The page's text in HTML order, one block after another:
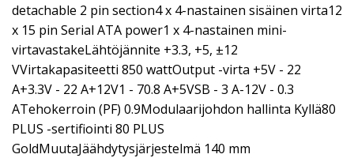
detachable 2 pin section4 x 4-nastainen sisäinen virta12
x 15 pin Serial ATA power1 x 4-nastainen mini-
virtavastakeLähtöjännite +3.3, +5, ±12
VVirtakapasiteetti 850 wattOutput -virta +5V - 22
A+3.3V - 22 A+12V1 - 70.8 A+5VSB - 3 A-12V - 0.3
ATehokerroin (PF) 0.9Modulaarijohdon hallinta Kyllä80
PLUS -sertifiointi 80 PLUS
GoldMuutaJäähdytysjärjestelmä 140 mm